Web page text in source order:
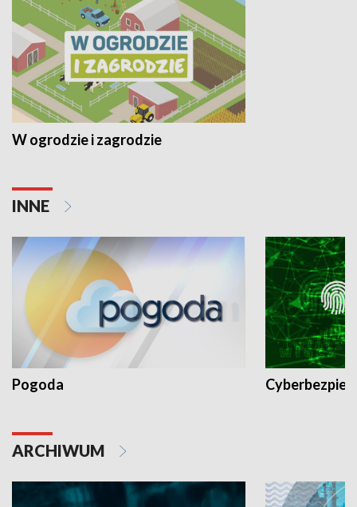
W ogrodzie i zagrodzie
INNE
Pogoda
ARCHIWUM